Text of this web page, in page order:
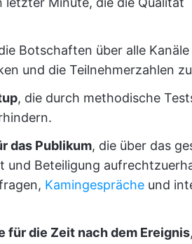
Botschaften über alle
und die Teilnehmerzahlen
, die durch methodische
das Publikum, die über das
Beteiligung
Kamingespräche und
die Zeit nach dem Ereignis